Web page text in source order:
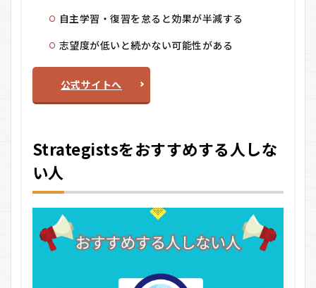
自主学習・復習を怠ると効果が半減する
志望度が低いと続かない可能性がある
公式サイトへ
Strategistsをおすすめする人しな
い人